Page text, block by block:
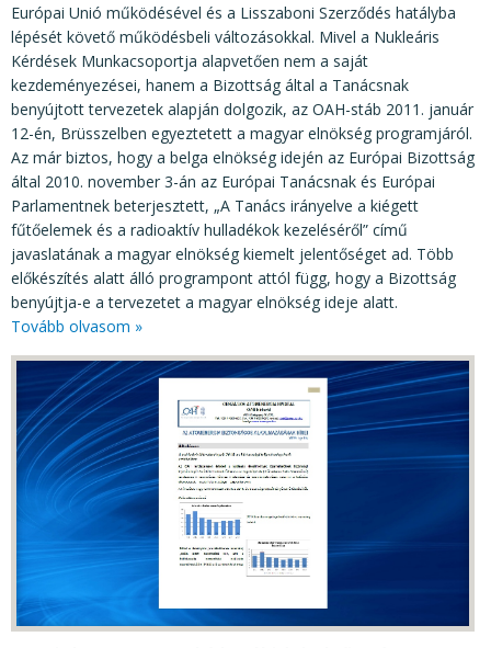
Európai Unió működésével és a Lisszaboni Szerződés hatályba
lépését követő működésbeli változásokkal. Mivel a Nukleáris
Kérdések Munkacsoportja alapvetően nem a saját
kezdeményezései, hanem a Bizottság által a Tanácsnak
benyújtott tervezetek alapján dolgozik, az OAH-stáb 2011. január
12-én, Brüsszelben egyeztetett a magyar elnökség programjáról.
Az már biztos, hogy a belga elnökség idején az Európai Bizottság
által 2010. november 3-án az Európai Tanácsnak és Európai
Parlamentnek beterjesztett, „A Tanács irányelve a kiégett
fűtőelemek és a radioaktív hulladékok kezeléséről” című
javaslatának a magyar elnökség kiemelt jelentőséget ad. Több
előkészítés alatt álló programpont attól függ, hogy a Bizottság
benyújtja-e a tervezetet a magyar elnökség ideje alatt.
Tovább olvasom »